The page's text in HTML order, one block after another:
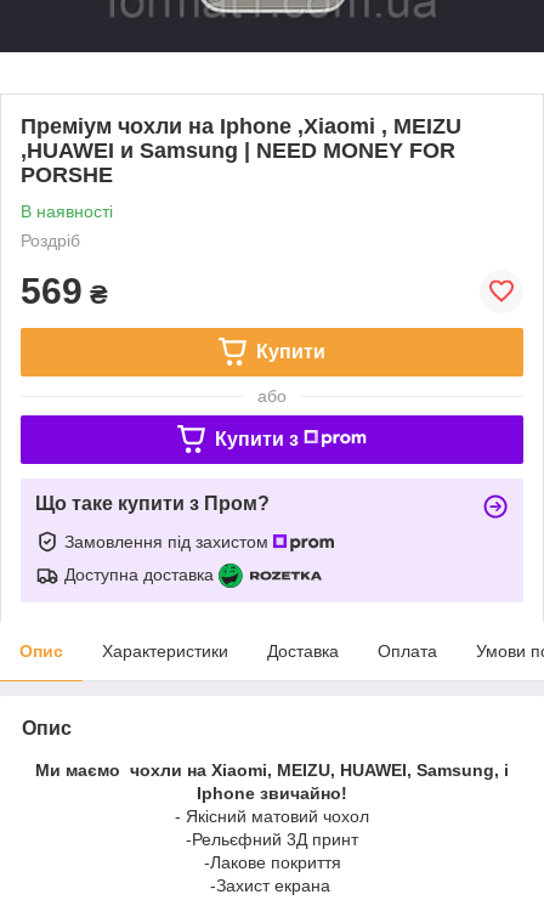
Преміум чохли на Iphone ,Xiaomi , MEIZU
,HUAWEI и Samsung | NEED MONEY FOR
PORSHE
В наявності
Роздріб
569 ₴
Купити
або
Купити з
Що таке купити з Пром?
Замовлення під захистом
Доступна доставка
Опис Характеристики Доставка Оплата Умови
Опис
Ми маємо чохли на Xiaomi, MEIZU, HUAWEI, Samsung, і
Iphone звичайно!
- Якісний матовий чохол
-Рельєфний 3Д принт
-Лакове покриття
-Захист екрана